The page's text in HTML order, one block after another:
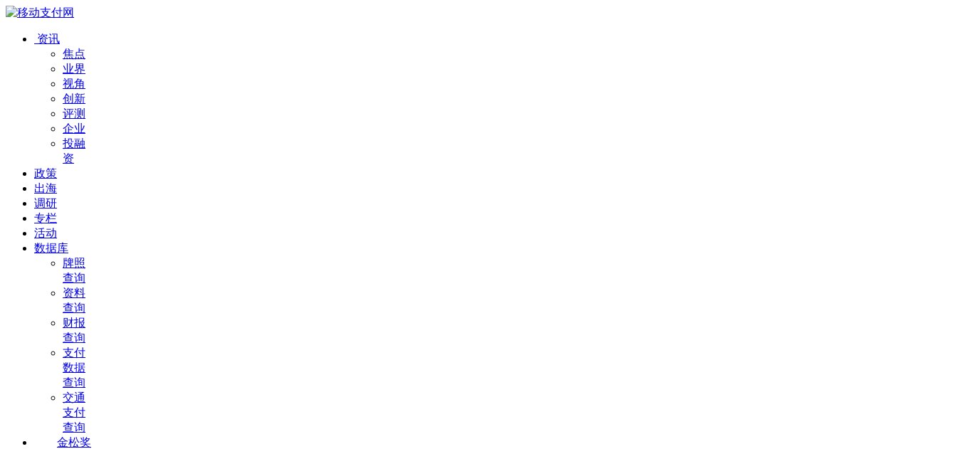
资讯
焦点
业界
视角
创新
评测
企业
投融
资
政策
出海
调研
专栏
活动
数据库
牌照
查询
资料
查询
财报
查询
支付
数据
查询
交通
支付
查询
金松奖